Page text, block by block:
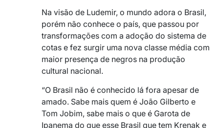
Na visão de Ludemir, o mundo adora o Brasil,
porém não conhece o país, que passou por
transformações com a adoção do sistema de
cotas e fez surgir uma nova classe média com
maior presença de negros na produção
cultural nacional.
“O Brasil não é conhecido lá fora apesar de
amado. Sabe mais quem é João Gilberto e
Tom Jobim, sabe mais o que é Garota de
Ipanema do que esse Brasil que tem Krenak e